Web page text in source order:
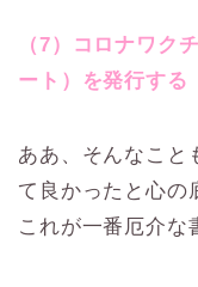
（7）コロナワク
ート）を発行する
ああ、そんなこと
て良かったと心の
これが一番厄介な